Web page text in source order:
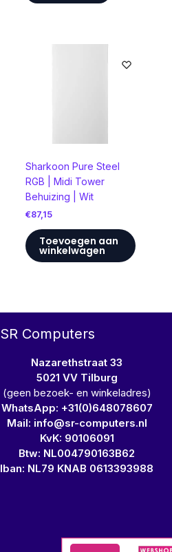
Sharkoon Pure Steel
RGB | Midi Tower
Behuizing | Wit
€87,15
Toevoegen aan
winkelwagen
SR Computers
Nazarethstraat 33
5021 VV Tilburg
(geen bezoek- en winkeladres)
WhatsApp: +31(0)648078607
Mail: info@sr-computers.nl
KvK: 90106091
Btw: NL004790163B62
Iban: NL79 KNAB 0613393988